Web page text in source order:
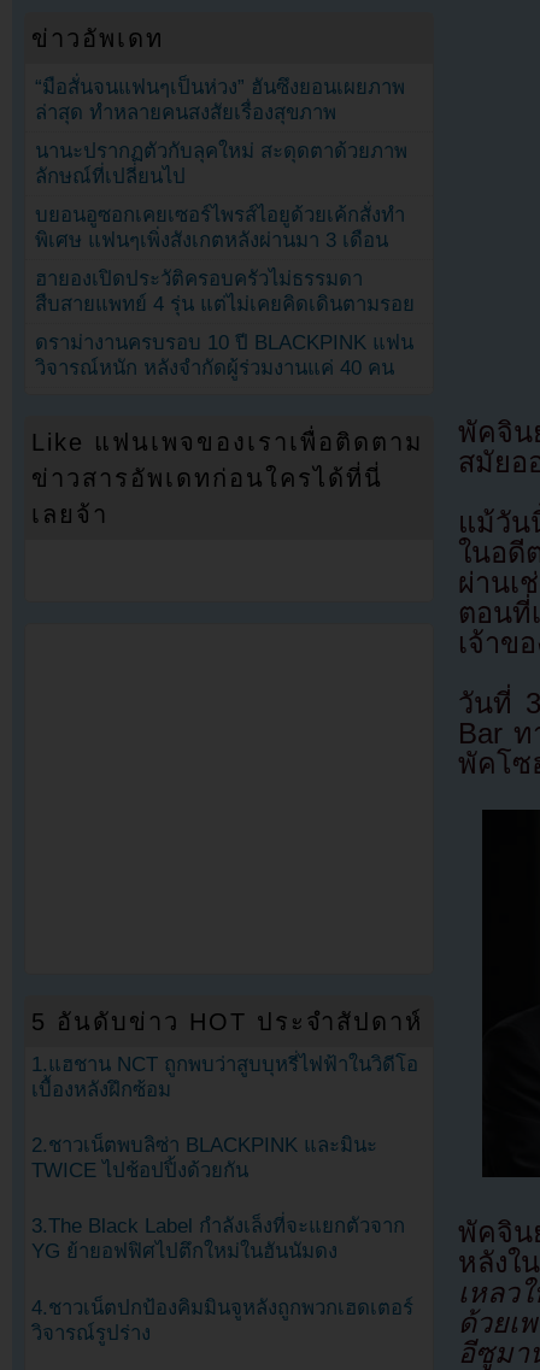
พัคจิน
สมัยอ
แม้วัน
ในอดี
ผ่าน
ตอนที่
เจ้าข
วันที่
Bar
พัคโซ
พัคจิน
หลังใ
เหลว
ด้วยเ
อีซูมา
ข่าวอัพเดท
“มือสั่นจนแฟนๆเป็นห่วง” ฮันซึงยอนเผยภาพ
ล่าสุด ทำหลายคนสงสัยเรื่องสุขภาพ
นานะปรากฏตัวกับลุคใหม่ สะดุดตาด้วยภาพ
ลักษณ์ที่เปลี่ยนไป
บยอนอูซอกเคยเซอร์ไพรส์ไอยูด้วยเค้กสั่งทำ
พิเศษ แฟนๆเพิ่งสังเกตหลังผ่านมา 3 เดือน
ฮายองเปิดประวัติครอบครัวไม่ธรรมดา
สืบสายแพทย์ 4 รุ่น แต่ไม่เคยคิดเดินตามรอย
ดราม่างานครบรอบ 10 ปี BLACKPINK แฟน
วิจารณ์หนัก หลังจำกัดผู้ร่วมงานแค่ 40 คน
Like แฟนเพจของเราเพื่อติดตาม
ข่าวสารอัพเดทก่อนใครได้ที่นี่
เลยจ้า
5 อันดับข่าว HOT ประจำสัปดาห์
1.แฮชาน NCT ถูกพบว่าสูบบุหรี่ไฟฟ้าในวิดีโอ
เบื้องหลังฝึกซ้อม
2.ชาวเน็ตพบลิซ่า BLACKPINK และมินะ
TWICE ไปช้อปปิ้งด้วยกัน
3.The Black Label กำลังเล็งที่จะแยกตัวจาก
YG ย้ายอฟฟิศไปตึกใหม่ในฮันนัมดง
4.ชาวเน็ตปกป้องคิมมินจูหลังถูกพวกเฮดเตอร์
วิจารณ์รูปร่าง